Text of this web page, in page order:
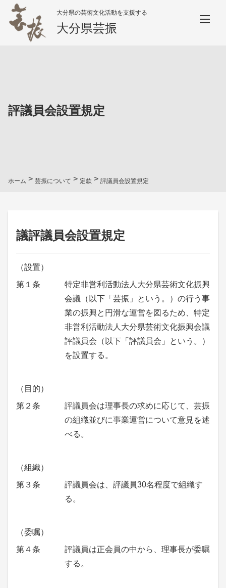
大分県の芸術文化活動を支援する
大分県芸振
評議員会設置規定
ホーム > 芸振について > 定款 > 評議員会設置規定
議評議員会設置規定
（設置）
第１条
特定非営利活動法人大分県芸術文化振興
会議（以下「芸振」という。）の行う事
業の振興と円滑な運営を図るため、特定
非営利活動法人大分県芸術文化振興会議
評議員会（以下「評議員会」という。）
を設置する。
（目的）
第２条
評議員会は理事長の求めに応じて、芸振
の組織並びに事業運営について意見を述
べる。
（組織）
第３条
評議員会は、評議員30名程度で組織す
る。
（委嘱）
第４条
評議員は正会員の中から、理事長が委嘱
する。